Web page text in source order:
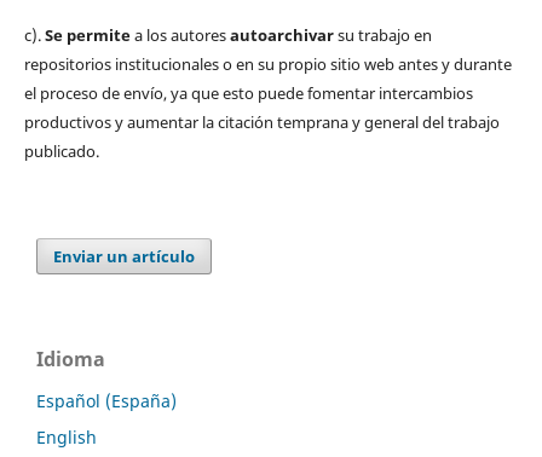
c).Se permitea los autoresautoarchivarsu trabajo en
repositorios institucionales o en su propio sitio web antes y durante
el proceso de envío, ya que esto puede fomentar intercambios
productivos y aumentar la citación temprana y general del trabajo
publicado.
Enviar un artículo
Idioma
Español (España)
English